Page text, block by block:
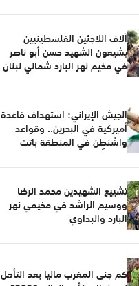
آلاف اللاجئين الفلسطينيين
يشيعون الشهيد حسن أبو ناصر
في مخيم نهر البارد شمالي لبنان
الجيش الإيراني: استهداف قاعدة
أميركية في البحرين.. وقواعد
واشنطن في المنطقة باتت
تشييع الشهيدين محمد الرضا
ووسيم الراشد في مخيمي نهر
البارد والبداوي
كم جنى المغرب ماليا بعد التأهل